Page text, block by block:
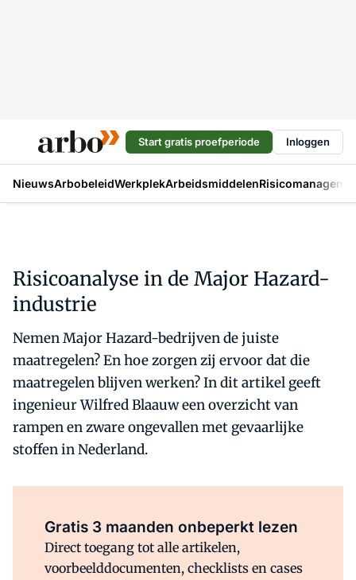
Start gratis proefperiode Inloggen
NieuwsArbobeleidWerkplekArbeidsmiddelen
Risicoanalyse in de Major Hazard-
industrie
Nemen Major Hazard-bedrijven de juiste
maatregelen? En hoe zorgen zij ervoor dat die
maatregelen blijven werken? In dit artikel geeft
ingenieur Wilfred Blaauw een overzicht van
rampen en zware ongevallen met gevaarlijke
stoffen in Nederland.
Gratis 3 maanden onbeperkt lezen
Direct toegang tot alle artikelen,
voorbeelddocumenten, checklists en cases